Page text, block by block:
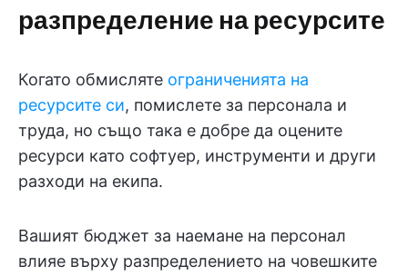
разпределение на ресурсите
Когато обмисляте ограниченията на
ресурсите си, помислете за персонала и
труда, но също така е добре да оцените
ресурси като софтуер, инструменти и други
разходи на екипа.
Вашият бюджет за наемане на персонал
влияе върху разпределението на човешките